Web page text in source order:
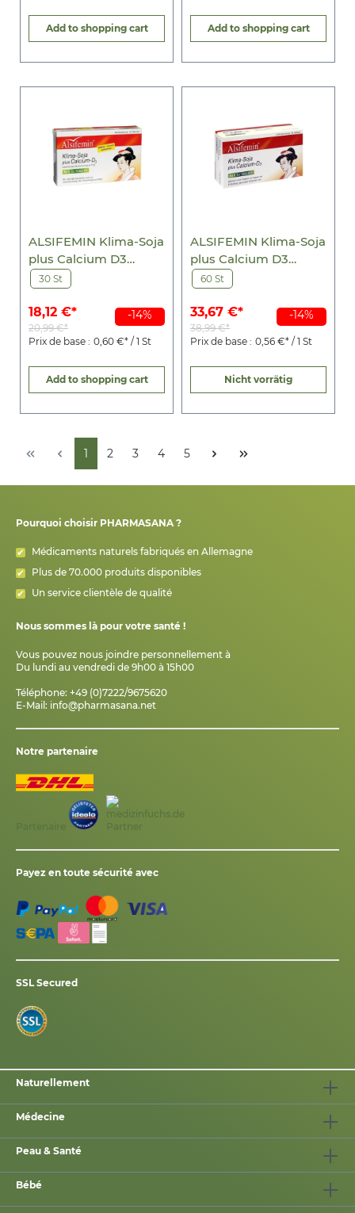
Add to shopping cart Add to shopping cart
-14%
ALSIFEMIN Klima-Soja
plus Calcium D3
Tabletten
30 St
18,12 €*
20,99 €*
Prix de base : 0,60 €* / 1 St
Add to shopping cart
-14%
ALSIFEMIN Klima-Soja
plus Calcium D3
Tabletten
60 St
33,67 €*
38,99 €*
Prix de base : 0,56 €* / 1 St
Nicht vorrätig
1 2 3 4 5
Pourquoi choisir PHARMASANA ?
Médicaments naturels fabriqués en Allemagne
Plus de 70.000 produits disponibles
Un service clientèle de qualité
Nous sommes là pour votre santé !
Vous pouvez nous joindre personnellement à
Du lundi au vendredi de 9h00 à 15h00
Téléphone: +49 (0)7222/9675620
E-Mail: info@pharmasana.net
Notre partenaire
Payez en toute sécurité avec
SSL Secured
Naturellement
Médecine
Peau & Santé
Bébé